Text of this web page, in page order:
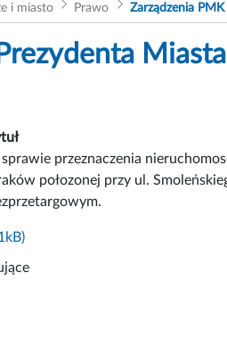
i miasto Prawo Zarządzenia PMK
przeznaczenia
połozonej przy ul.